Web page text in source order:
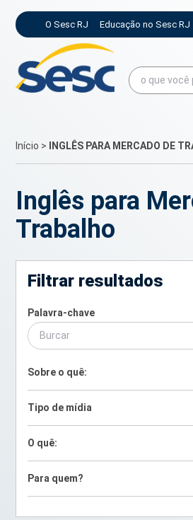
O Sesc RJ Educação no Sesc RJ
Início > INGLÊS PARA MERCADO DE
Inglês para
Trabalho
Filtrar resultados
Palavra-chave
Sobre o quê:
Tipo de mídia
O quê:
Para quem?